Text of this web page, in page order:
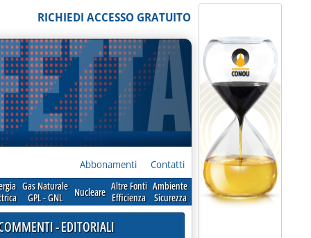
RICHIEDI ACCESSO GRATUITO
Abbonamenti Contatti
Gas Naturale
GPL - GNL
Nucleare Altre Fonti
Efficienza
Ambiente
Sicurezza
- EDITORIALI